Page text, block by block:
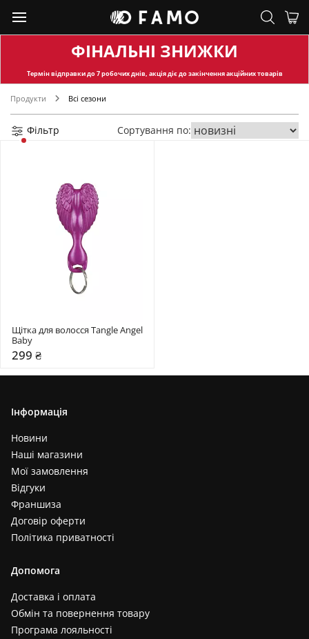
ФІНАЛЬНІ ЗНИЖКИ
Термін відправкидо 7 робочих днів, акція діє до закінчення акційних товарів
Продукти Всі сезони
Фільтр Сортування по:
Щітка для волосся Tangle Angel
Baby
299 ₴
Інформація
Новини
Наші магазини
Мої замовлення
Відгуки
Франшиза
Договір оферти
Політика приватності
Допомога
Доставка і оплата
Обмін та повернення товару
Програма лояльності